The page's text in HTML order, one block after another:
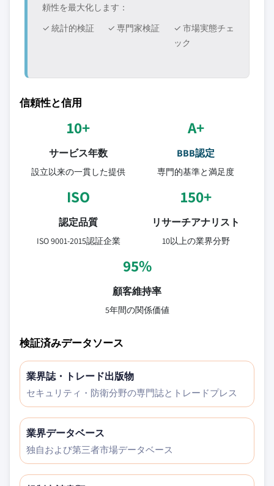
頼性を最大化します：
✓ 統計的検証
✓ 専門家検証
✓ 市場実態チェ
ック
信頼性と信用
10+
サービス年数
設立以来の一貫した提供
A+
BBB認定
専門的基準と満足度
ISO
認定品質
ISO 9001-2015認証企業
150+
リサーチアナリスト
10以上の業界分野
95%
顧客維持率
5年間の関係価値
検証済みデータソース
業界誌・トレード出版物
セキュリティ・防衛分野の専門誌とトレードプレス
業界データベース
独自および第三者市場データベース